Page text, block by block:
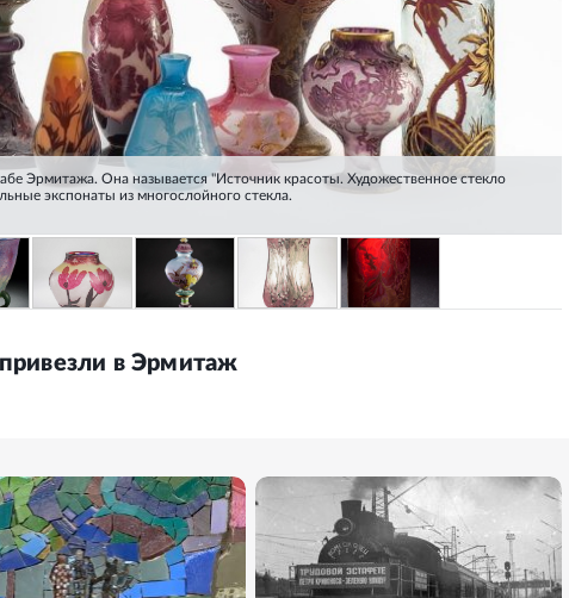
Эрмитажа. Она называется "Источник красоты. Художественное стекло
экспонаты из многослойного стекла.
в Эрмитаж